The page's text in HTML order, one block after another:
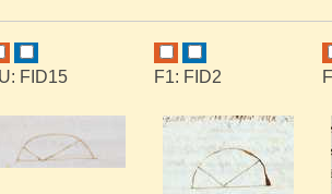
FID15 F1: FID2